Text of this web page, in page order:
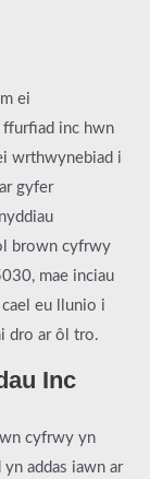
ei
inc hwn
wrthwynebiad i
gyfer
brown cyfrwy
mae inciau
eu llunio i
dro ar ôl tro.
Inc
cyfrwy yn
addas iawn ar